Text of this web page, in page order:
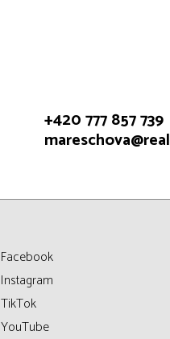
+420 777 857 739
Facebook
Instagram
TikTok
YouTube